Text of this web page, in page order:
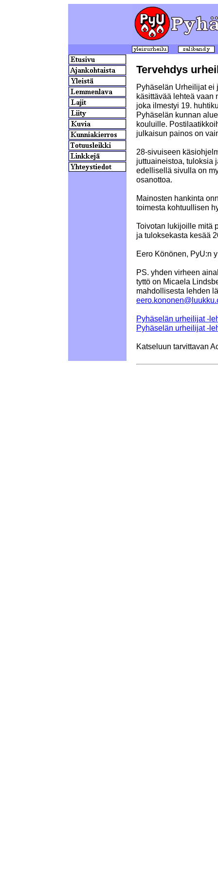
Tervehdys
Pyhäselän Urheilijat ei
käsittävää lehteä
joka ilmestyi 19.
Pyhäselän kunnan
kouluille.
julkaisun painos on
28-sivuiseen
juttuaineistoa, tuloksia
edellisellä sivulla on
osanottoa.
Mainosten hankinta
toimesta kohtuullisen
Toivotan lukijoille mitä
ja tuloksekasta kesää
Eero Könönen, PyU:n
PS. yhden virheen
tyttö on Micaela
mahdollisesta lehden
Pyhäselän urheilijat -
Pyhäselän urheilijat -
Katseluun tarvittavan